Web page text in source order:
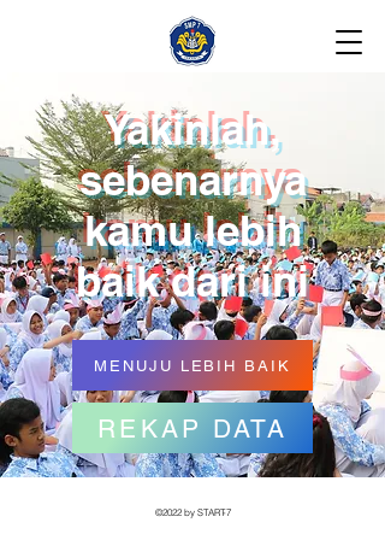
Yakinlah,
sebenarnya
kamu lebih
baik dari ini
MENUJU LEBIH BAIK
REKAP DATA
©2022 by START-7